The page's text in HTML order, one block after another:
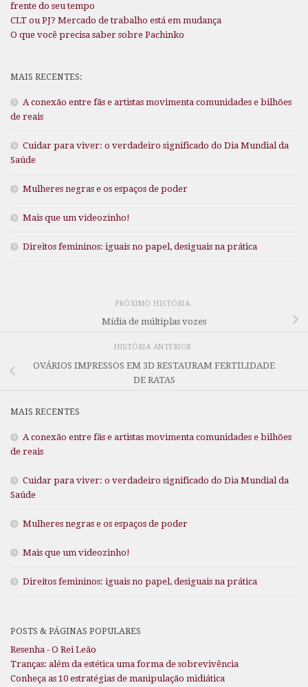
frente do seu tempo
CLT ou PJ? Mercado de trabalho está em mudança
O que você precisa saber sobre Pachinko
MAIS RECENTES:
A conexão entre fãs e artistas movimenta comunidades e bilhões
de reais
Cuidar para viver: o verdadeiro significado do Dia Mundial da
Saúde
Mulheres negras e os espaços de poder
Mais que um videozinho!
Direitos femininos: iguais no papel, desiguais na prática
PRÓXIMO HISTÓRIA
Mídia de múltiplas vozes
HISTÓRIA ANTERIOR
OVÁRIOS IMPRESSOS EM 3D RESTAURAM FERTILIDADE
DE RATAS
MAIS RECENTES
A conexão entre fãs e artistas movimenta comunidades e bilhões
de reais
Cuidar para viver: o verdadeiro significado do Dia Mundial da
Saúde
Mulheres negras e os espaços de poder
Mais que um videozinho!
Direitos femininos: iguais no papel, desiguais na prática
POSTS & PÁGINAS POPULARES
Resenha - O Rei Leão
Tranças: além da estética uma forma de sobrevivência
Conheça as 10 estratégias de manipulação midiática